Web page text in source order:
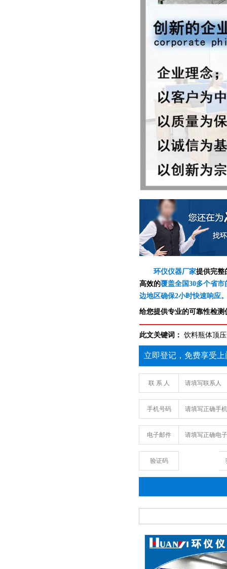
环仪仪器厂家提供完整
高效的覆盖全国30多个省
边地区确保2小时快速响应
给您提供专业的可靠性检测
此文关键词： 饮料瓶体顶
立即登记，免费享受
联 系 人
手机号码
电子邮件
验证码